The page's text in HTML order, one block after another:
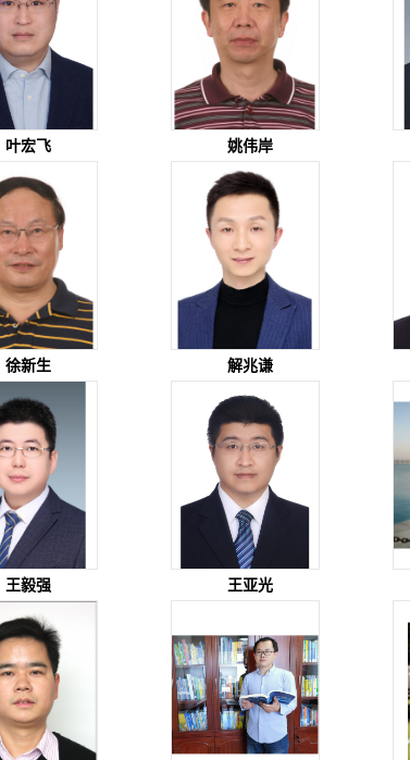
叶宏飞 姚伟岸
徐新生 解兆谦
王毅强 王亚光